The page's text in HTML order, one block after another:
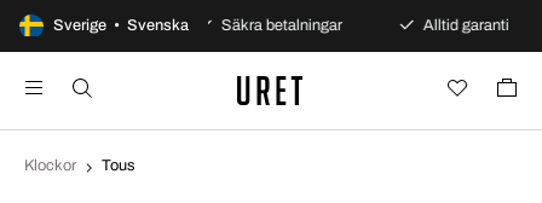
Sverige • Svenska
öppet köp Säkra betalningar Alltid garanti
Klockor Tous